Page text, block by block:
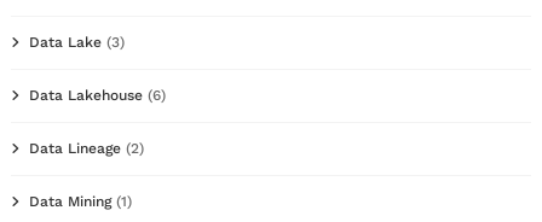
Data Lake (3)
Data Lakehouse (6)
Data Lineage (2)
Data Mining(1)